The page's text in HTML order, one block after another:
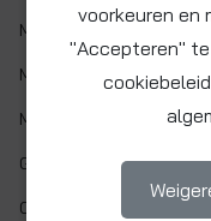
Min. werktemp.:
Max. werktemp.:
Max. werkdruk:
Gaskeur:
Cartridge maat:
voorkeuren en
"Accepteren"